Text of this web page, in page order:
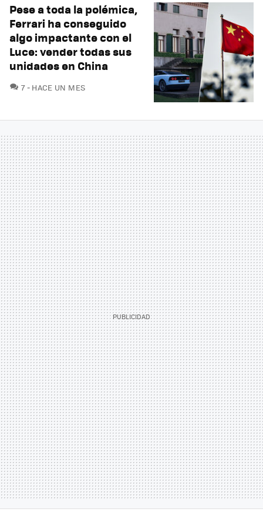
Pese a toda la polémica,
Ferrari ha conseguido
algo impactante con el
Luce: vender todas sus
unidades en China
7COMENTARIOS
HACE UN MES